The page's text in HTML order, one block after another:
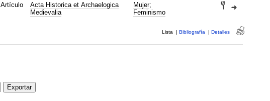
Artículo
Acta Historica et Archaelogica
Medievalia
Mujer;
Feminismo
Lista | Bibliografía | Detalles
Exportar